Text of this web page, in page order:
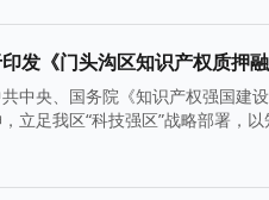
发《门头沟区知识产权质押
中央、国务院《知识产权强国
立足我区“科技强区”战略部署，